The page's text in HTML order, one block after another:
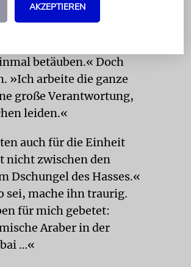
künstlichen Koma
betäuben.« Doch
»Ich arbeite die ganze
große Verantwortung,
leiden.«
auch für die Einheit
nicht zwischen den
Dschungel des Hasses.«
sei, mache ihn traurig.
für mich gebetet:
Araber in der
…«
AKZEPTIEREN